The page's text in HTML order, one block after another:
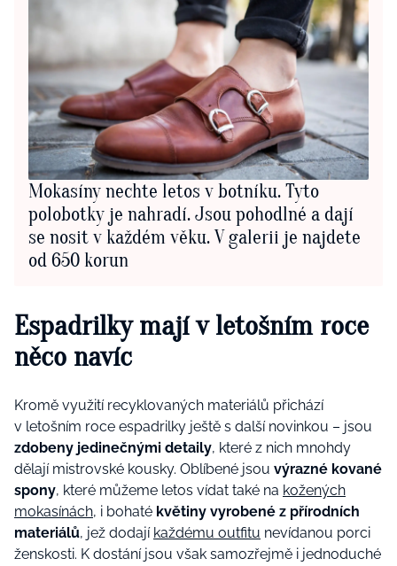
Mokasíny nechte letos v botníku. Tyto
polobotky je nahradí. Jsou pohodlné a dají
se nosit v každém věku. V galerii je najdete
od 650 korun
Espadrilky mají v letošním roce
něco navíc
Kromě využití recyklovaných materiálů přichází
v letošním roce espadrilky ještě s další novinkou – jsou
zdobeny jedinečnými detaily, které z nich mnohdy
dělají mistrovské kousky. Oblíbené jsou výrazné kované
spony, které můžeme letos vídat také na kožených
mokasínách, i bohaté květiny vyrobené z přírodních
materiálů, jež dodají každému outfitu nevídanou porci
ženskosti. K dostání jsou však samozřejmě i jednoduché